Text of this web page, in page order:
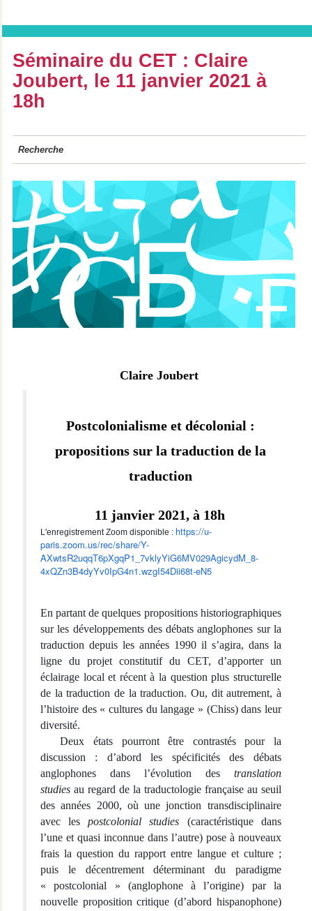
Séminaire du CET : Claire
Joubert, le 11 janvier 2021 à
18h
Recherche
Claire Joubert
Postcolonialisme et décolonial :
propositions sur la traduction de la
traduction
11 janvier 2021, à 18h
L'enregistrement Zoom disponible : https://u-
paris.zoom.us/rec/share/Y-
AXwtsR2uqqT6pXgqP1_7vklyYiG6MV029AgicydM_8-
4xQZn3B4dyYv0IpG4n1.wzgI54Dii68t-eN5
En partant de quelques propositions historiographiques
sur les développements des débats anglophones sur la
traduction depuis les années 1990 il s’agira, dans la
ligne du projet constitutif du CET, d’apporter un
éclairage local et récent à la question plus structurelle
de la traduction de la traduction. Ou, dit autrement, à
l’histoire des « cultures du langage » (Chiss) dans leur
diversité.
Deux états pourront être contrastés pour la
discussion : d’abord les spécificités des débats
anglophones dans l’évolution des translation
studies au regard de la traductologie française au seuil
des années 2000, où une jonction transdisciplinaire
avec lespostcolonial studies (caractéristique dans
l’une et quasi inconnue dans l’autre) pose à nouveaux
frais la question du rapport entre langue et culture ;
puis le décentrement déterminant du paradigme
« postcolonial » (anglophone à l’origine) par la
nouvelle proposition critique (d’abord hispanophone)